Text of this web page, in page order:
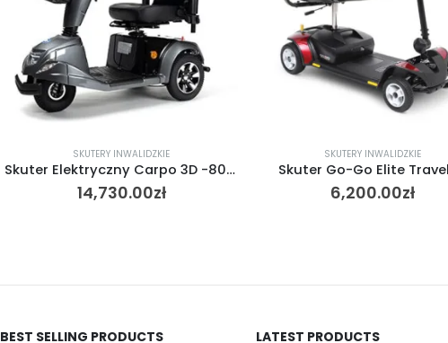
SKUTERY INWALIDZKIE
Skuter Elektryczny Carpo 3D -80 AH
14,730.00zł
SKUTERY INWALIDZKIE
Skuter Go-Go Elite
6,200.00zł
BEST SELLING PRODUCTS
LATEST PRODUCTS